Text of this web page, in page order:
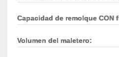
Capacidad de remolque CON
Volumen del maletero: